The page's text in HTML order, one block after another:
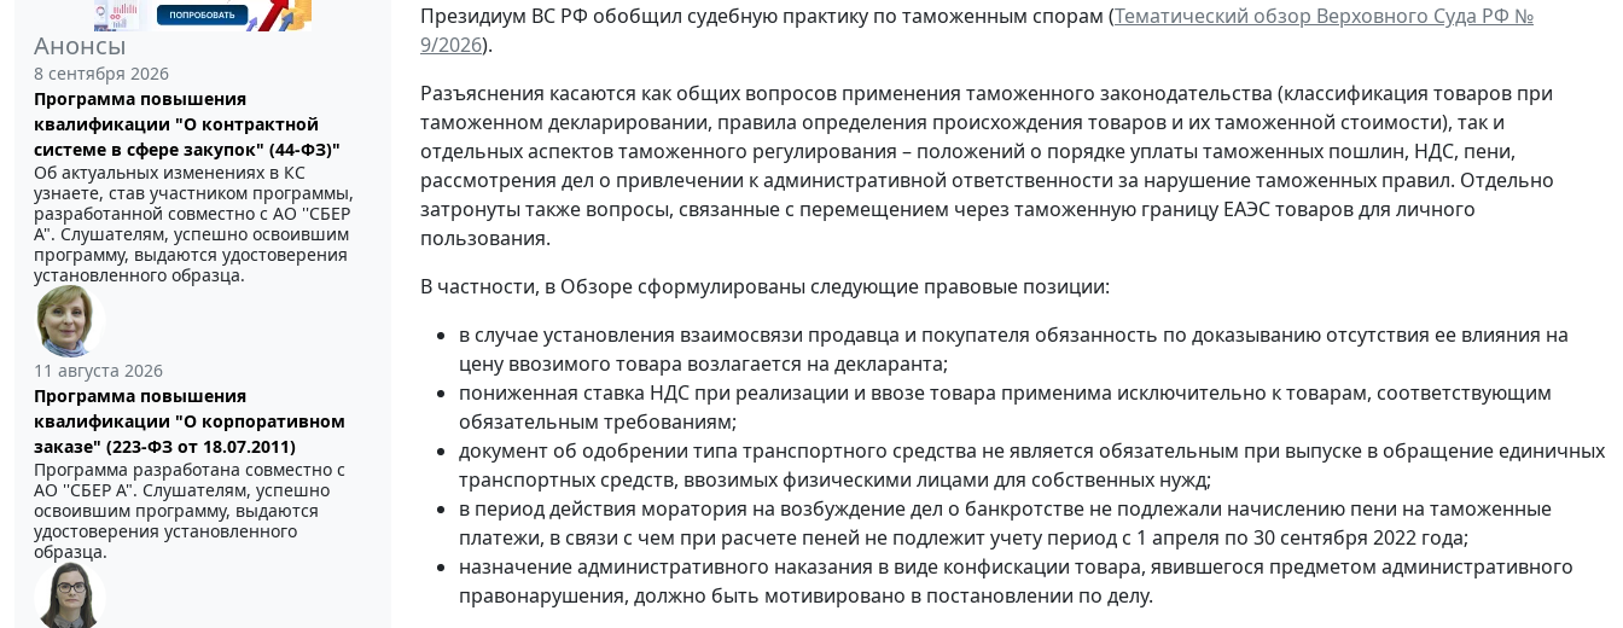
Анонсы
8 сентября 2026
Программа повышения
квалификации "О контрактной
системе в сфере закупок" (44-ФЗ)"
Об актуальных изменениях в КС
узнаете, став участником программы,
разработанной совместно с АО ''СБЕР
А". Слушателям, успешно освоившим
программу, выдаются удостоверения
установленного образца.
11 августа 2026
Программа повышения
квалификации "О корпоративном
заказе" (223-ФЗ от 18.07.2011)
Программа разработана совместно с
АО ''СБЕР А". Слушателям, успешно
освоившим программу, выдаются
удостоверения установленного
образца.
Президиум ВС РФ обобщил судебную практику по таможенным спорам (Тематический обзор Верховного Суда РФ №
9/2026).
Разъяснения касаются как общих вопросов применения таможенного законодательства (классификация товаров при
таможенном декларировании, правила определения происхождения товаров и их таможенной стоимости), так и
отдельных аспектов таможенного регулирования – положений о порядке уплаты таможенных пошлин, НДС, пени,
рассмотрения дел о привлечении к административной ответственности за нарушение таможенных правил. Отдельно
затронуты также вопросы, связанные с перемещением через таможенную границу ЕАЭС товаров для личного
пользования.
В частности, в Обзоре сформулированы следующие правовые позиции:
в случае установления взаимосвязи продавца и покупателя обязанность по доказыванию отсутствия ее влияния на
цену ввозимого товара возлагается на декларанта;
пониженная ставка НДС при реализации и ввозе товара применима исключительно к товарам, соответствующим
обязательным требованиям;
документ об одобрении типа транспортного средства не является обязательным при выпуске в обращение единичных
транспортных средств, ввозимых физическими лицами для собственных нужд;
в период действия моратория на возбуждение дел о банкротстве не подлежали начислению пени на таможенные
платежи, в связи с чем при расчете пеней не подлежит учету период с 1 апреля по 30 сентября 2022 года;
назначение административного наказания в виде конфискации товара, явившегося предметом административного
правонарушения, должно быть мотивировано в постановлении по делу.